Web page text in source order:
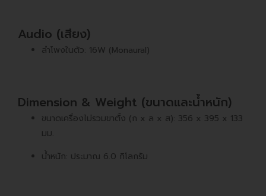
Audio (เสียง)
ลำโพงในตัว: 16W (Monaural)
Dimension & Weight (ขนาดและน้ำหนัก)
ขนาดเครื่องไม่รวมขาตั้ง (ก x ล x ส): 356 x 395 x 133
มม.
น้ำหนัก: ประมาณ 6.0 กิโลกรัม